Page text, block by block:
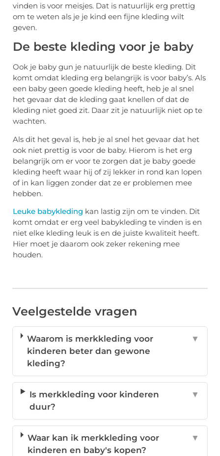
vinden is voor meisjes. Dat is natuurlijk erg prettig
om te weten als je je kind een fijne kleding wilt
geven.
De beste kleding voor je baby
Ook je baby gun je natuurlijk de beste kleding. Dit
komt omdat kleding erg belangrijk is voor baby’s. Als
een baby geen goede kleding heeft, heb je al snel
het gevaar dat de kleding gaat knellen of dat de
kleding niet goed zit. Daar zit je natuurlijk niet op te
wachten.
Als dit het geval is, heb je al snel het gevaar dat het
ook niet prettig is voor de baby. Hierom is het erg
belangrijk om er voor te zorgen dat je baby goede
kleding heeft waar hij of zij lekker in rond kan lopen
of in kan liggen zonder dat ze er problemen mee
hebben.
Leuke babykleding kan lastig zijn om te vinden. Dit
komt omdat er erg veel babykleding te vinden is en
niet elke kleding leuk is en de juiste kwaliteit heeft.
Hier moet je daarom ook zeker rekening mee
houden.
Veelgestelde vragen
Waarom is merkkleding voor
kinderen beter dan gewone
kleding?
▼
Is merkkleding voor kinderen
duur?
▼
Waar kan ik merkkleding voor
kinderen en baby's kopen?
▼